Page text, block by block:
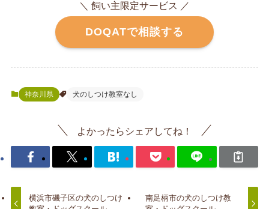
＼ 飼い主限定サービス ／
DOQATで相談する
神奈川県 犬のしつけ教室なし
よかったらシェアしてね！
横浜市磯子区の犬のしつけ
南足柄市の犬のしつけ教